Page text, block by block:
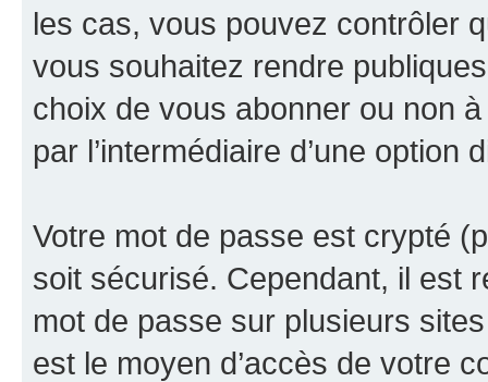
les cas, vous pouvez contrôler
vous souhaitez rendre
choix de vous abonner ou non
par l’intermédiaire d’une
Votre mot de passe est crypté
soit sécurisé. Cependant, il est
mot de passe sur plusieurs
est le moyen d’accès de votre